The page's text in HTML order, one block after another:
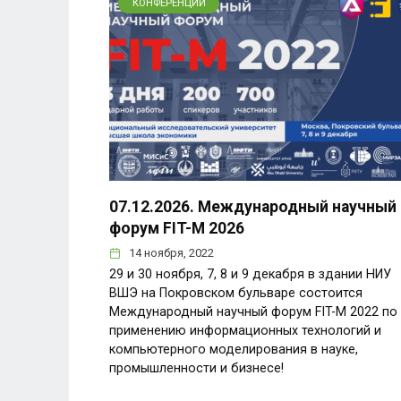
КОНФЕРЕНЦИИ
07.12.2026. Международный научный
форум FIT-M 2026
14 ноября, 2022
29 и 30 ноября, 7, 8 и 9 декабря в здании НИУ
ВШЭ на Покровском бульваре состоится
Международный научный форум FIT-M 2022 по
применению информационных технологий и
компьютерного моделирования в науке,
промышленности и бизнесе!